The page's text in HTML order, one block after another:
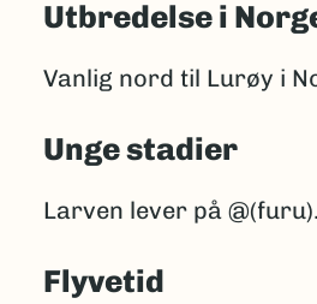
Utbredelse i
Vanlig nord til Lurøy i
Unge stadier
Larven lever på @(furu).
Flyvetid